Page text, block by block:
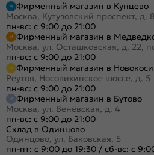
Фирменный магазин в Кунцево
Москва, Кутузовский проспект, д.
пн-вс: с 9:00 до 21:00
Фирменный магазин в
Москва, ул. Осташковская, д. 22,
пн-вс: с 9:00 до 21:00
Фирменный магазин в
Реутов, Носовихинское шоссе, д. 5
пн-вс: с 9:00 до 21:00
Фирменный магазин в Бутово
Москва, ул. Венёвская, д. 4
пн-вс: с 9:00 до 21:00
Склад в Одинцово
Одинцово, ул. Баковская, 5
пн-пт: с 9:00 до 19:30 / сб-вс: с